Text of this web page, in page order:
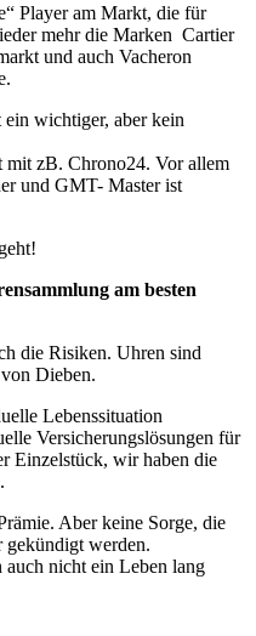
Player am Markt, die für
mehr die Marken Cartier
und auch Vacheron
wichtiger, aber kein
mit zB. Chrono24. Vor allem
und GMT- Master ist
am besten
die Risiken. Uhren sind
Dieben.
Lebenssituation
Versicherungslösungen für
Einzelstück, wir haben die
Aber keine Sorge, die
gekündigt werden.
auch nicht ein Leben lang